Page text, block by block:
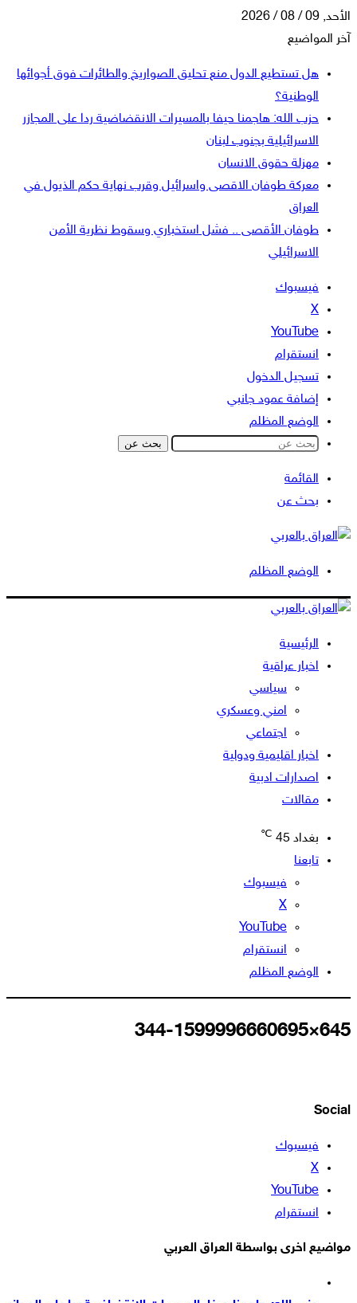
الأحد, 09 / 08 / 2026
آخر المواضيع
هل تستطيع الدول منع تحليق الصواريخ والطائرات فوق أجوائها
الوطنية؟
حزب الله: هاجمنا حيفا بالمسيرات الانقضاضية ردا على المجازر
الاسرائيلية بجنوب لبنان
مهزلة حقوق الانسان
معركة طوفان الاقصى واسرائيل وقرب نهاية حكم الذيول في
العراق
طوفان الأقصى .. فشل استخباري وسقوط نظرية الأمن
الاسرائيلي
فيسبوك
‫X
‫YouTube
انستقرام
تسجيل الدخول
إضافة عمود جانبي
الوضع المظلم
بحث عن
القائمة
بحث عن
الوضع المظلم
الرئيسية
اخبار عراقية
سياسي
امني وعسكري
اجتماعي
اخبار اقليمية ودولية
اصدارات ادبية
مقالات
بغداد 45
℃
تابعنا
فيسبوك
‫X
‫YouTube
انستقرام
الوضع المظلم
645×344-1599996660695
Social
فيسبوك
‫X
‫YouTube
انستقرام
مواضيع اخرى بواسطة العراق العربي